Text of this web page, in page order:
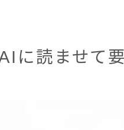
読ませて要